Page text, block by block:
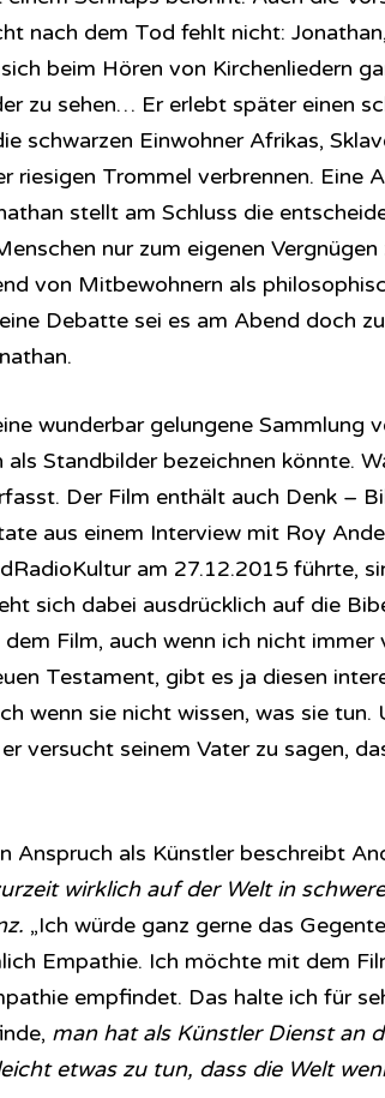
nach dem Tod fehlt nicht:
beim Hören von Kirchenliedern
zu sehen… Er erlebt später einen
schwarzen Einwohner Afrikas,
riesigen Trommel verbrennen. Eine
stellt am Schluss die
nur zum eigenen Vergnügen
von Mitbewohnern als
Debatte sei es am Abend doch
wunderbar gelungene Sammlung
als Standbilder bezeichnen könnte.
Der Film enthält auch Denk –
aus einem Interview mit Roy
am 27.12.2015 führte,
sich dabei ausdrücklich auf die
dem Film, auch wenn ich nicht immer
Testament, gibt es ja diesen
wenn sie nicht wissen, was sie tun.
versucht seinem Vater zu sagen,
Anspruch als Künstler beschreibt
wirklich auf der Welt in
„Ich würde ganz gerne das
Empathie. Ich möchte mit dem
empfindet. Das halte ich für
man hat als Künstler Dienst an
etwas zu tun, dass die Welt